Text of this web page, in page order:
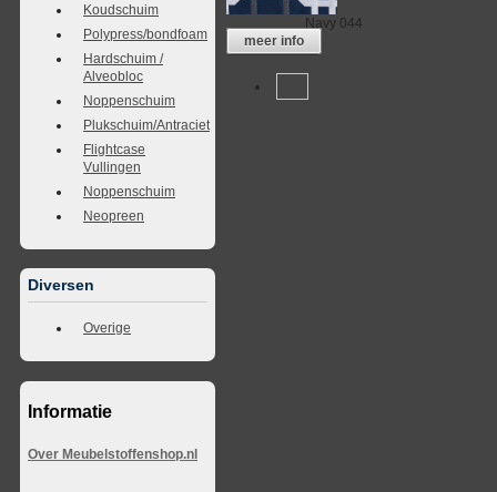
Koudschuim
Polypress/bondfoam
Hardschuim /
Alveobloc
Noppenschuim
Plukschuim/Antraciet
Flightcase
Vullingen
Noppenschuim
Neopreen
Diversen
Overige
Informatie
Over Meubelstoffenshop.nl
Navy 044
meer info